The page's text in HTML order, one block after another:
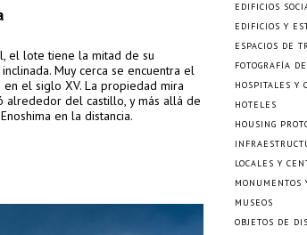
el lote tiene la mitad de su
Muy cerca se encuentra el
el siglo XV. La propiedad mira
alrededor del castillo, y más allá de
en la distancia.
EDIFICIOS
EDIFICIOS Y
ESPACIOS DE
FOTOGRAFÍA
HOSPITALES Y
HOTELES
HOUSING
LOCALES Y
MONUMENTOS
MUSEOS
OBJETOS DE